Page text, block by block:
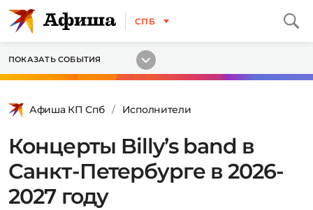
СПБ
ПОКАЗАТЬ СОБЫТИЯ
Афиша КП Спб Исполнители
Концерты Billy’s band в
Санкт-Петербурге в 2026-
2027 году